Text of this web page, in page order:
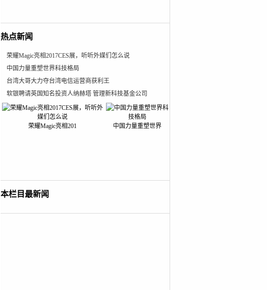
热点新闻
荣耀Magic亮相2017CES展，听听外媒们怎么说
中国力量重塑世界科技格局
台湾大哥大力夺台湾电信运营商获利王
软银聘请英国知名投资人纳赫塔 管理新科技基金公司
荣耀Magic亮相201 中国力量重塑世界
本栏目最新闻